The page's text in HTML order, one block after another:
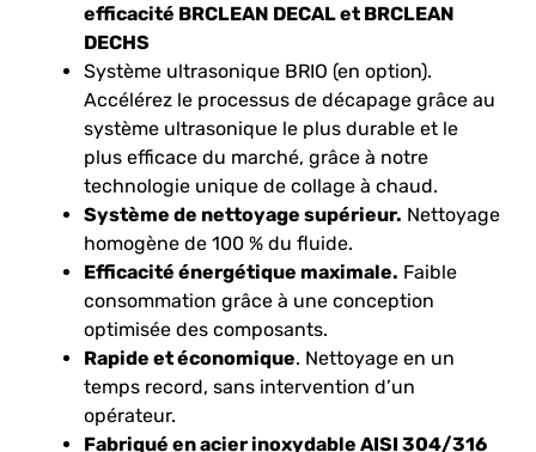
efficacité BRCLEAN DECAL et BRCLEAN
DECHS
Système ultrasonique BRIO (en option).
Accélérez le processus de décapage grâce au
système ultrasonique le plus durable et le
plus efficace du marché, grâce à notre
technologie unique de collage à chaud.
Système de nettoyage supérieur. Nettoyage
homogène de 100 % du fluide.
Efficacité énergétique maximale. Faible
consommation grâce à une conception
optimisée des composants.
Rapide et économique. Nettoyage en un
temps record, sans intervention d’un
opérateur.
Fabriqué en acier inoxydable AISI 304/316